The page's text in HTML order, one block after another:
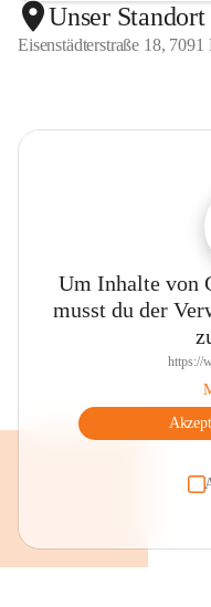
Unser Standort
Eisenstädterstraße 18,
Um Inhalte von
musst du der
https://